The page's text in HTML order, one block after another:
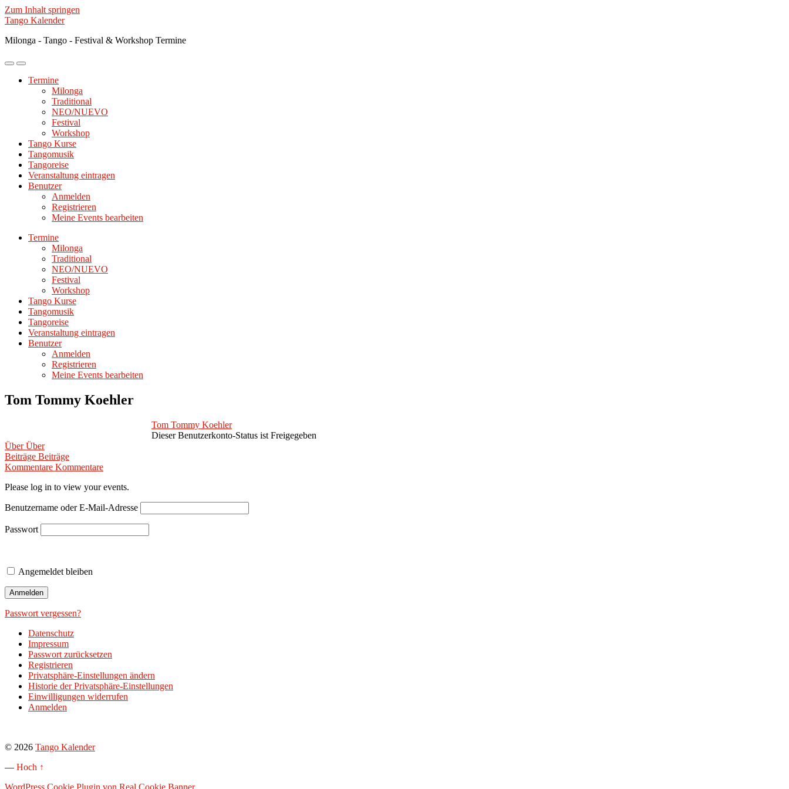
Zum Inhalt springen
Tango Kalender
Milonga - Tango - Festival & Workshop Termine
Mobile-
ein-/ausblenden
Suchfeld
ein-/ausblenden
Termine
Milonga
Traditional
NEO/NUEVO
Festival
Workshop
Tango Kurse
Tangomusik
Tangoreise
Veranstaltung eintragen
Benutzer
Anmelden
Registrieren
Meine Events bearbeiten
Termine
Milonga
Traditional
NEO/NUEVO
Festival
Workshop
Tango Kurse
Tangomusik
Tangoreise
Veranstaltung eintragen
Benutzer
Anmelden
Registrieren
Meine Events bearbeiten
Tom Tommy Koehler
Tom Tommy Koehler
Dieser Benutzerkonto-Status ist Freigegeben
Über Über
Beiträge Beiträge
Kommentare Kommentare
Please log in to view your events.
Benutzername oder E-Mail-Adresse
Passwort
Angemeldet bleiben
Passwort vergessen?
Datenschutz
Impressum
Passwort zurücksetzen
Registrieren
Privatsphäre-Einstellungen ändern
Historie der Privatsphäre-Einstellungen
Einwilligungen widerrufen
Anmelden
© 2026 Tango Kalender
— Hoch ↑
WordPress Cookie Plugin von Real Cookie Banner